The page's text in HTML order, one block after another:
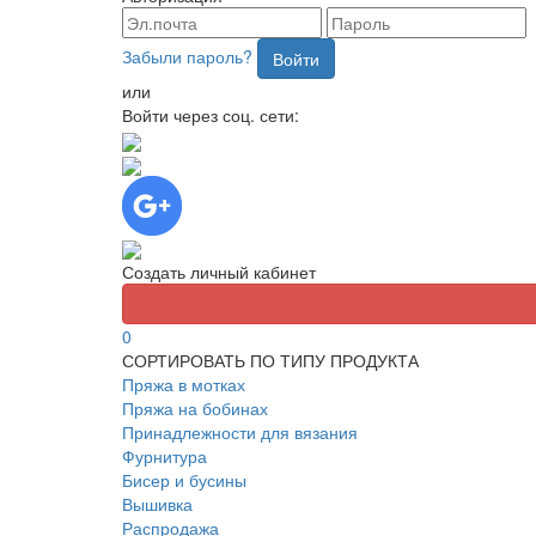
Забыли пароль?
Войти
или
Войти через соц. сети:
Создать личный кабинет
0
СОРТИРОВАТЬ ПО ТИПУ ПРОДУКТА
Пряжа в мотках
Пряжа на бобинах
Принадлежности для вязания
Фурнитура
Бисер и бусины
Вышивка
Распродажа